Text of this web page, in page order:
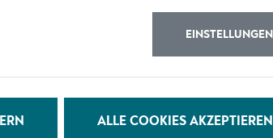
EINSTELLUNGEN
ALLE COOKIES AKZEPTIEREN